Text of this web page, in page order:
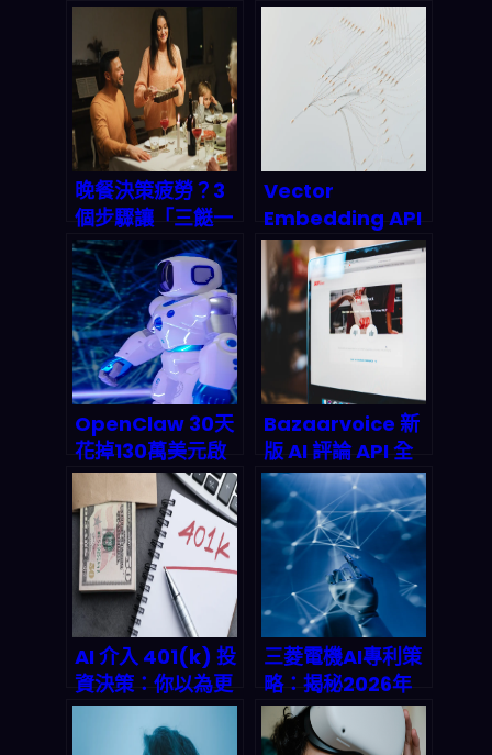
晚餐決策疲勞？3
個步驟讓「三餸一
湯」自動生成，今
晚再也不煩惱！
Vector
Embedding API
市場大爆發：
2026 年語意向量
基礎設施為何成為
AI 產業的隱形冠
脈？
OpenClaw 30天
花掉130萬美元啟
示錄：當AI
Agent不再需要看
帳單，開發者到底
該不該恐慌？
Bazaarvoice 新
版 AI 評論 API 全
面拆解：NLP 情感
分析如何重塑
2026 電商轉化率
與供應鏈決策？
AI 介入 401(k) 投
資決策：你以為更
聰明、其實可能把
退休風險放大了？
三菱電機AI專利策
略：揭秘2026年
工業數位轉型的致
勝關鍵